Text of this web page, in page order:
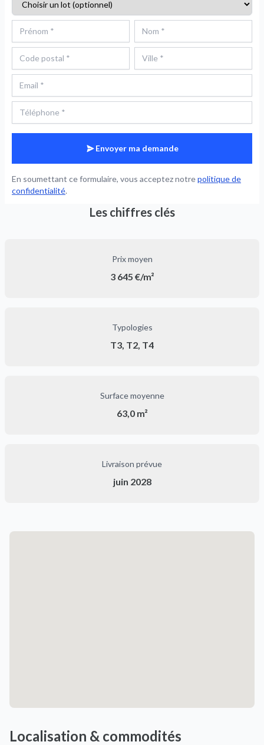
Envoyer ma demande
En soumettant ce formulaire, vous acceptez notrepolitique de
confidentialité.
Les chiffres clés
Prix moyen
3 645 €/m²
Typologies
T3, T2, T4
Surface moyenne
63,0 m²
Livraison prévue
juin 2028
Localisation & commodités